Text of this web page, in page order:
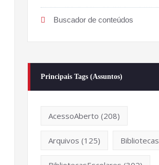
Buscador de conteúdos
Principais Tags (Assuntos)
AcessoAberto (208)
Arquivos (125) Bibliotecas